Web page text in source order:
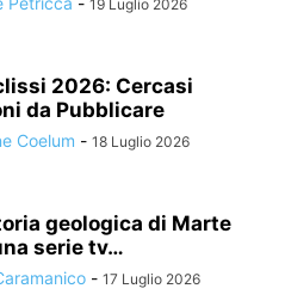
19 Luglio 2026
2026: Cercasi
da Pubblicare
Coelum - 18 Luglio 2026
geologica di Marte
serie tv…
- 17 Luglio 2026